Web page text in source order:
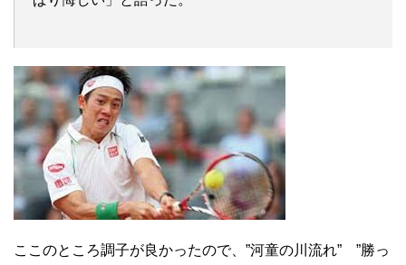
ここのところ調子が良かったので、”河童の川流れ” ”勝っ